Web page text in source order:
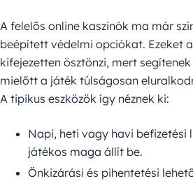
A felelős online kaszinók ma már
beépített védelmi opciókat. Ezeket
kifejezetten ösztönzi, mert
mielőtt a játék túlságosan
A tipikus eszközök így néznek ki:
Napi, heti vagy havi befizetési
játékos maga állít be.
Önkizárási és pihentetési